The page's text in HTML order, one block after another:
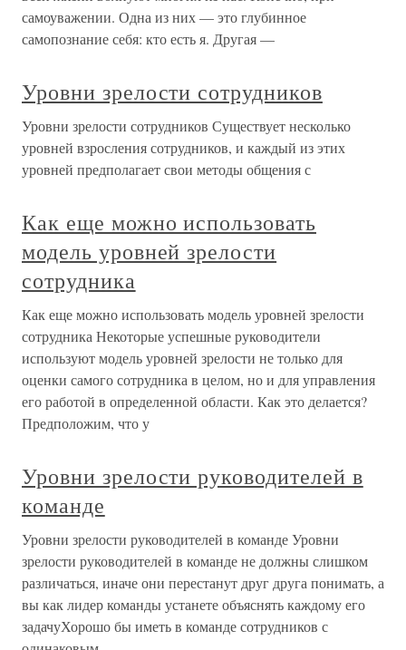
самоуважении. Одна из них — это глубинное
самопознание себя: кто есть я. Другая —
Уровни зрелости сотрудников
Уровни зрелости сотрудников Существует несколько
уровней взросления сотрудников, и каждый из этих
уровней предполагает свои методы общения с
Как еще можно использовать
модель уровней зрелости
сотрудника
Как еще можно использовать модель уровней зрелости
сотрудника Некоторые успешные руководители
используют модель уровней зрелости не только для
оценки самого сотрудника в целом, но и для управления
его работой в определенной области. Как это делается?
Предположим, что у
Уровни зрелости руководителей в
команде
Уровни зрелости руководителей в команде Уровни
зрелости руководителей в команде не должны слишком
различаться, иначе они перестанут друг друга понимать, а
вы как лидер команды устанете объяснять каждому его
задачуХорошо бы иметь в команде сотрудников с